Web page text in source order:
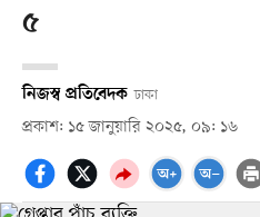
৫
নিজস্ব প্রতিবেদক ঢাকা
প্রকাশ: ১৫ জানুয়ারি ২০২৫, ০৯: ১৬